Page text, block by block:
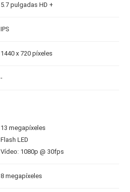
5.7 pulgadas HD +
IPS
1440 x 720 píxeles
-
13 megapíxeles
Flash LED
Vídeo: 1080p @ 30fps
8 megapíxeles